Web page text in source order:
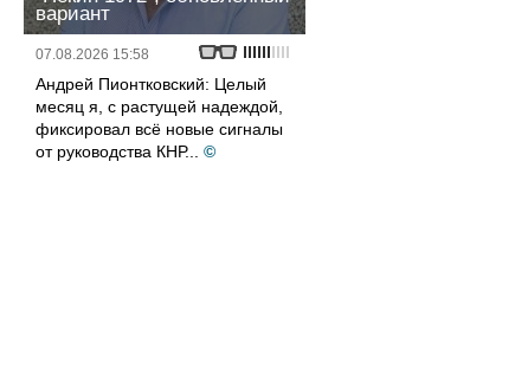
вариант
07.08.2026 15:58
Андрей Пионтковский: Целый
месяц я, с растущей надеждой,
фиксировал всё новые сигналы
от руководства КНР...
©